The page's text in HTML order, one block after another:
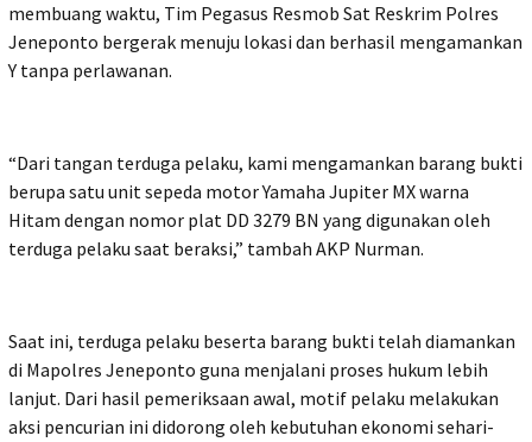
membuang waktu, Tim Pegasus Resmob Sat Reskrim Polres
Jeneponto bergerak menuju lokasi dan berhasil mengamankan
Y tanpa perlawanan.
“Dari tangan terduga pelaku, kami mengamankan barang bukti
berupa satu unit sepeda motor Yamaha Jupiter MX warna
Hitam dengan nomor plat DD 3279 BN yang digunakan oleh
terduga pelaku saat beraksi,” tambah AKP Nurman.
Saat ini, terduga pelaku beserta barang bukti telah diamankan
di Mapolres Jeneponto guna menjalani proses hukum lebih
lanjut. Dari hasil pemeriksaan awal, motif pelaku melakukan
aksi pencurian ini didorong oleh kebutuhan ekonomi sehari-